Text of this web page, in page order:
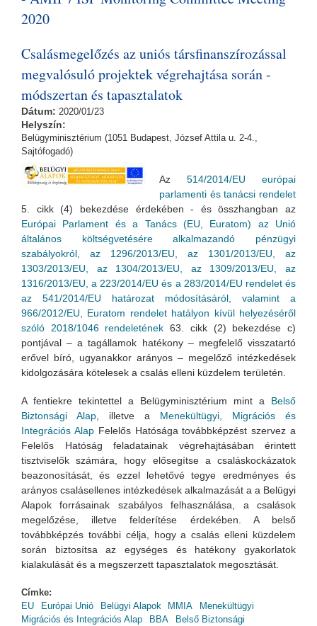
2020
Csalásmegelőzés az uniós társfinanszírozással
megvalósuló projektek végrehajtása során -
módszertan és tapasztalatok
Dátum: 2020/01/23
Helyszín:
Belügyminisztérium (1051 Budapest, József Attila u. 2-4.,
Sajtófogadó)
Az 514/2014/EU európai
parlamenti és tanácsi rendelet
5. cikk (4) bekezdése érdekében - és összhangban az
Európai Parlament és a Tanács (EU, Euratom) az Unió
általános költségvetésére alkalmazandó pénzügyi
szabályokról, az 1296/2013/EU, az 1301/2013/EU, az
1303/2013/EU, az 1304/2013/EU, az 1309/2013/EU, az
1316/2013/EU, a 223/2014/EU és a 283/2014/EU rendelet és
az 541/2014/EU határozat módosításáról, valamint a
966/2012/EU, Euratom rendelet hatályon kívül helyezéséről
szóló 2018/1046 rendeletének 63. cikk (2) bekezdése c)
pontjával – a tagállamok hatékony – megfelelő visszatartó
erővel bíró, ugyanakkor arányos – megelőző intézkedések
kidolgozására kötelesek a csalás elleni küzdelem területén.
A fentiekre tekintettel a Belügyminisztérium mint a Belső
Biztonsági Alap , illetve a Menekültügyi, Migrációs és
Integrációs AlapFelelős Hatósága továbbképzést szervez a
Felelős Hatóság feladatainak végrehajtásában érintett
tisztviselők számára, hogy elősegítse a csaláskockázatok
beazonosítását, és ezzel lehetővé tegye eredményes és
arányos csalásellenes intézkedések alkalmazását a a Belügyi
Alapok forrásainak szabályos felhasználása, a csalások
megelőzése, illetve felderítése érdekében. A belső
továbbképzés további célja, hogy a csalás elleni küzdelem
során biztosítsa az egységes és hatékony gyakorlatok
kialakulását és a megszerzett tapasztalatok megosztását.
Címke:
EU
Európai Unió Belügyi Alapok MMIA
Menekültügyi
Migrációs és Integrációs Alap
BBA
Belső Biztonsági